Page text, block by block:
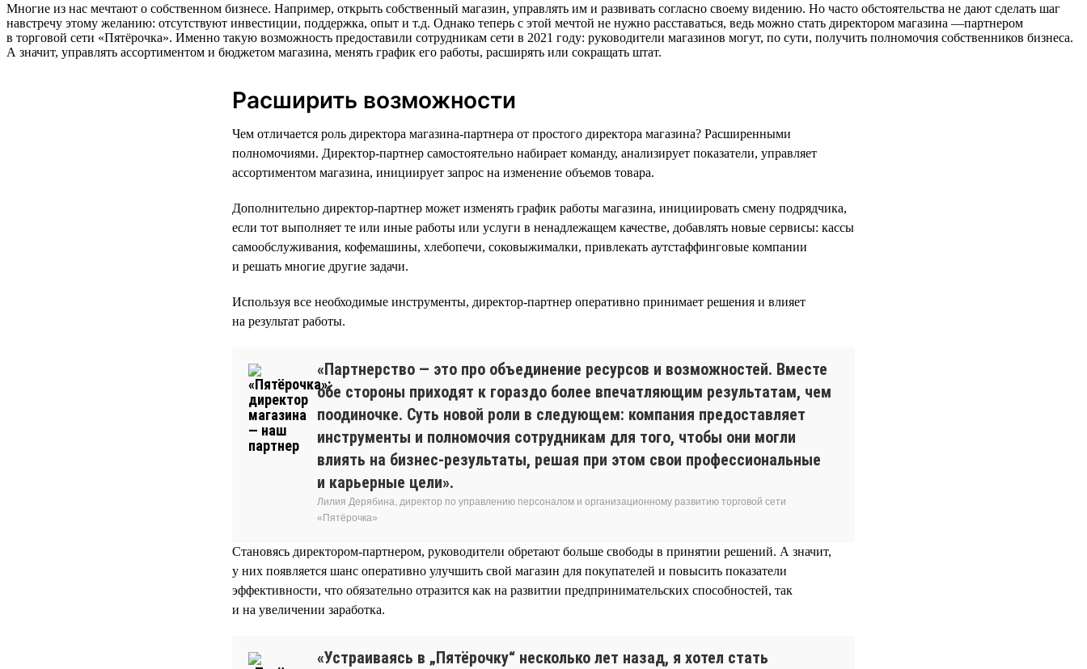
Многие из нас мечтают о собственном бизнесе. Например, открыть собственный магазин, управлять им и развивать согласно своему видению. Но часто обстоятельства не дают сделать шаг
навстречу этому желанию: отсутствуют инвестиции, поддержка, опыт и т.д. Однако теперь с этой мечтой не нужно расставаться, ведь можно стать директором магазина —партнером
в торговой сети «Пятёрочка». Именно такую возможность предоставили сотрудникам сети в 2021 году: руководители магазинов могут, по сути, получить полномочия собственников бизнеса.
А значит, управлять ассортиментом и бюджетом магазина, менять график его работы, расширять или сокращать штат.
Расширить возможности
Чем отличается роль директора магазина-партнера от простого директора магазина? Расширенными
полномочиями. Директор-партнер самостоятельно набирает команду, анализирует показатели, управляет
ассортиментом магазина, инициирует запрос на изменение объемов товара.
Дополнительно директор-партнер может изменять график работы магазина, инициировать смену подрядчика,
если тот выполняет те или иные работы или услуги в ненадлежащем качестве, добавлять новые сервисы: кассы
самообслуживания, кофемашины, хлебопечи, соковыжималки, привлекать аутстаффинговые компании
и решать многие другие задачи.
Используя все необходимые инструменты, директор-партнер оперативно принимает решения и влияет
на результат работы.
«Партнерство — это про объединение ресурсов и возможностей. Вместе
обе стороны приходят к гораздо более впечатляющим результатам, чем
поодиночке. Суть новой роли в следующем: компания предоставляет
инструменты и полномочия сотрудникам для того, чтобы они могли
влиять на бизнес-результаты, решая при этом свои профессиональные
и карьерные цели».
Лилия Дерябина, директор по управлению персоналом и организационному развитию торговой сети
«Пятёрочка»
Становясь директором-партнером, руководители обретают больше свободы в принятии решений. А значит,
у них появляется шанс оперативно улучшить свой магазин для покупателей и повысить показатели
эффективности, что обязательно отразится как на развитии предпринимательских способностей, так
и на увеличении заработка.
«Устраиваясь в „Пятёрочку“ несколько лет назад, я хотел стать